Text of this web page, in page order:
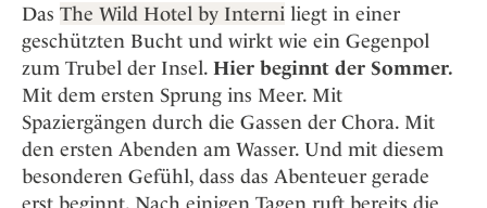
Das The Wild Hotel by Interni liegt in einer
geschützten Bucht und wirkt wie ein Gegenpol
zum Trubel der Insel. Hier beginnt der Sommer.
Mit dem ersten Sprung ins Meer. Mit
Spaziergängen durch die Gassen der Chora. Mit
den ersten Abenden am Wasser. Und mit diesem
besonderen Gefühl, dass das Abenteuer gerade
erst beginnt. Nach einigen Tagen ruft bereits die